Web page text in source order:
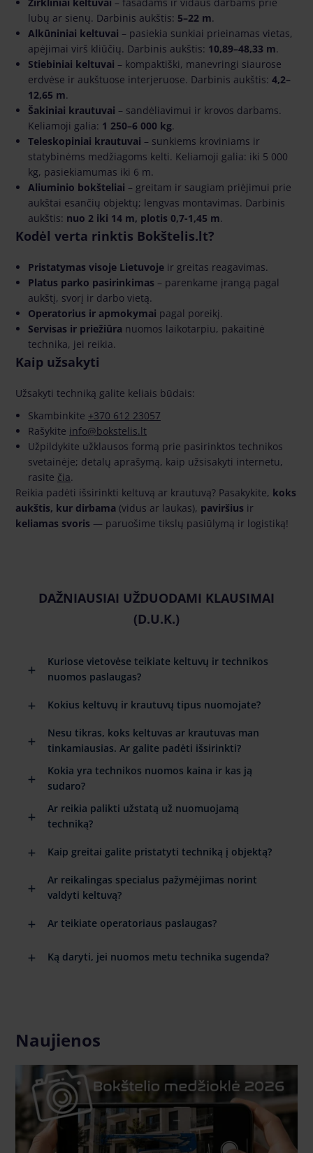
Žirkliniai keltuvai – fasadams ir vidaus darbams prie
lubų ar sienų. Darbinis aukštis: 5–22 m.
Alkūniniai keltuvai – pasiekia sunkiai prieinamas vietas,
apėjimai virš kliūčių. Darbinis aukštis: 10,89–48,33 m.
Stiebiniai keltuvai – kompaktiški, manevringi siaurose
erdvėse ir aukštuose interjeruose. Darbinis aukštis: 4,2–
12,65 m.
Šakiniai krautuvai – sandėliavimui ir krovos darbams.
Keliamoji galia: 1 250–6 000 kg.
Teleskopiniai krautuvai – sunkiems kroviniams ir
statybinėms medžiagoms kelti. Keliamoji galia: iki 5 000
kg, pasiekiamumas iki 6 m.
Aliuminio bokšteliai – greitam ir saugiam priėjimui prie
aukštai esančių objektų; lengvas montavimas. Darbinis
aukštis: nuo 2 iki 14 m, plotis 0,7-1,45 m.
Kodėl verta rinktis Bokštelis.lt?
Pristatymas visoje Lietuvoje ir greitas reagavimas.
Platus parko pasirinkimas – parenkame įrangą pagal
aukštį, svorį ir darbo vietą.
Operatorius ir apmokymai pagal poreikį.
Servisas ir priežiūra nuomos laikotarpiu, pakaitinė
technika, jei reikia.
Kaip užsakyti
Užsakyti techniką galite keliais būdais:
Skambinkite +370 612 23057
Rašykite info@bokstelis.lt
Užpildykite užklausos formą prie pasirinktos technikos
svetainėje; detalų aprašymą, kaip užsisakyti internetu,
rasite čia.
Reikia padėti išsirinkti keltuvą ar krautuvą? Pasakykite, koks
aukštis, kur dirbama (vidus ar laukas), paviršius ir
keliamas svoris — paruošime tikslų pasiūlymą ir logistiką!
DAŽNIAUSIAI UŽDUODAMI KLAUSIMAI
(D.U.K.)
Kuriose vietovėse teikiate keltuvų ir technikos
nuomos paslaugas?
Kokius keltuvų ir krautuvų tipus nuomojate?
Nesu tikras, koks keltuvas ar krautuvas man
tinkamiausias. Ar galite padėti išsirinkti?
Kokia yra technikos nuomos kaina ir kas ją
sudaro?
Ar reikia palikti užstatą už nuomuojamą
techniką?
Kaip greitai galite pristatyti techniką į objektą?
Ar reikalingas specialus pažymėjimas norint
valdyti keltuvą?
Ar teikiate operatoriaus paslaugas?
Ką daryti, jei nuomos metu technika sugenda?
Naujienos